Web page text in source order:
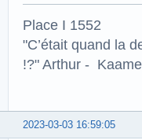
Place I 1552
"C’était quand la
!?" Arthur -
2023-03-03 16:59:05